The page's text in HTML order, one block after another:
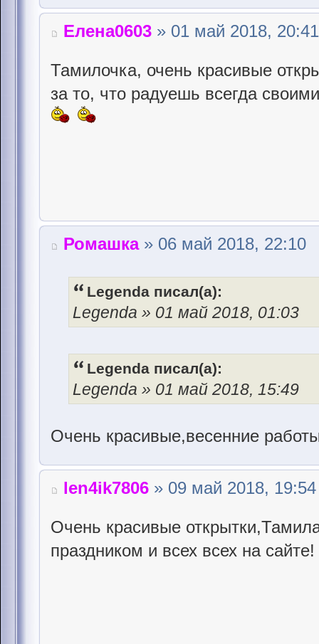
Елена0603 » 01 май 2018, 20:41
Тамилочка, очень красивые
за то, что радуешь всегда
Ромашка» 06 май 2018, 22:10
Legenda писал(а):
Legenda » 01 май 2018, 01:03
Legenda писал(а):
Legenda » 01 май 2018, 15:49
Очень красивые,весенние
len4ik7806 » 09 май 2018, 19:54
Очень красивые
праздником и всех всех на сайте!